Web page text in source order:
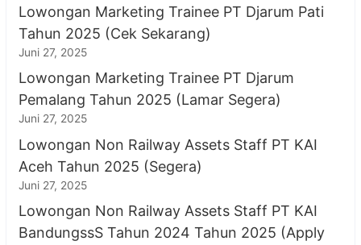
Lowongan Marketing Trainee PT Djarum Pati
Tahun 2025 (Cek Sekarang)
Juni 27, 2025
Lowongan Marketing Trainee PT Djarum
Pemalang Tahun 2025 (Lamar Segera)
Juni 27, 2025
Lowongan Non Railway Assets Staff PT KAI
Aceh Tahun 2025 (Segera)
Juni 27, 2025
Lowongan Non Railway Assets Staff PT KAI
BandungssS Tahun 2024 Tahun 2025 (Apply